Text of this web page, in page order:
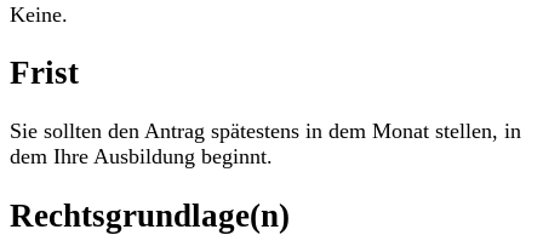
Keine.
Frist
Sie sollten den Antrag spätestens in dem Monat stellen, in
dem Ihre Ausbildung beginnt.
Rechtsgrundlage(n)